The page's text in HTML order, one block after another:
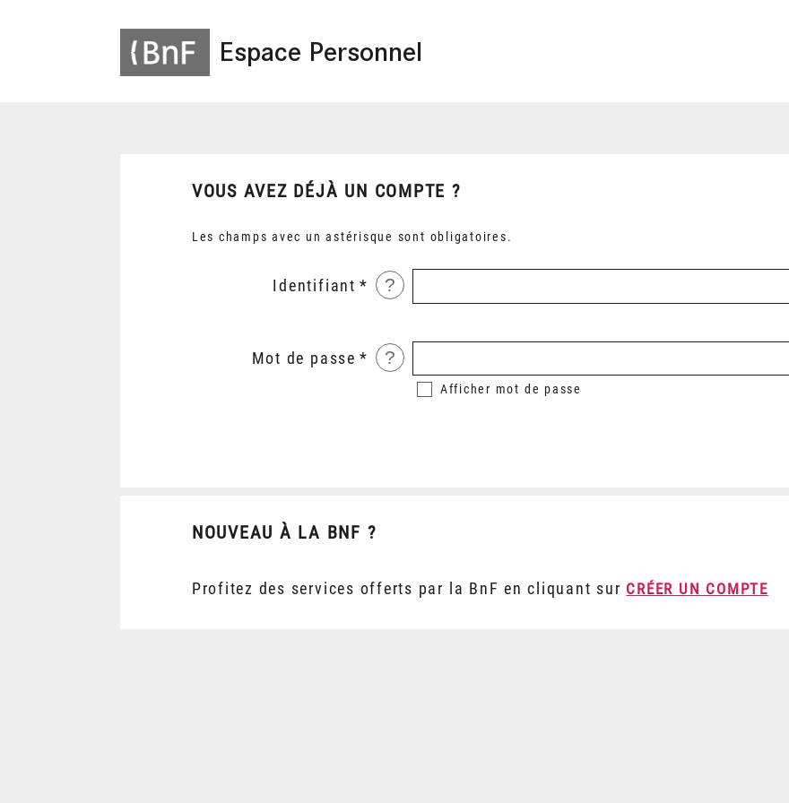
Espace Personnel
VOUS AVEZ DÉJÀ UN COMPTE ?
Les champs avec un astérisque sont obligatoires.
Identifiant ?
Mot de passe ?
Afficher mot de passe
NOUVEAU À LA BNF ?
Profitez des services offerts par la BnF en cliquant sur CRÉER UN COMPTE